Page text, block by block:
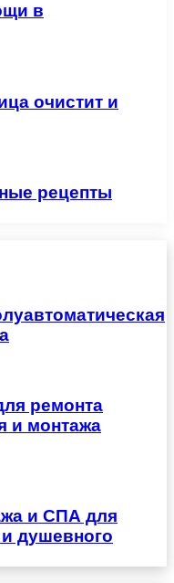
в
очистит и
рецепты
ремонта
и монтажа
и СПА для
душевного